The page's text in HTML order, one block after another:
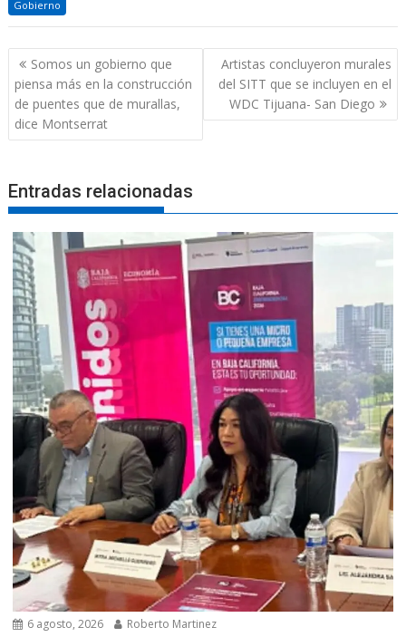
Gobierno
Navegación
de
entradas
Somos un gobierno que
piensa más en la construcción
de puentes que de murallas,
dice Montserrat
Artistas concluyeron murales
del SITT que se incluyen en el
WDC Tijuana- San Diego
Entradas relacionadas
6 agosto, 2026 Roberto Martinez